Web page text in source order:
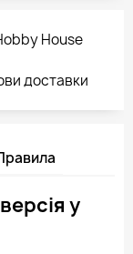
House
доставки
у